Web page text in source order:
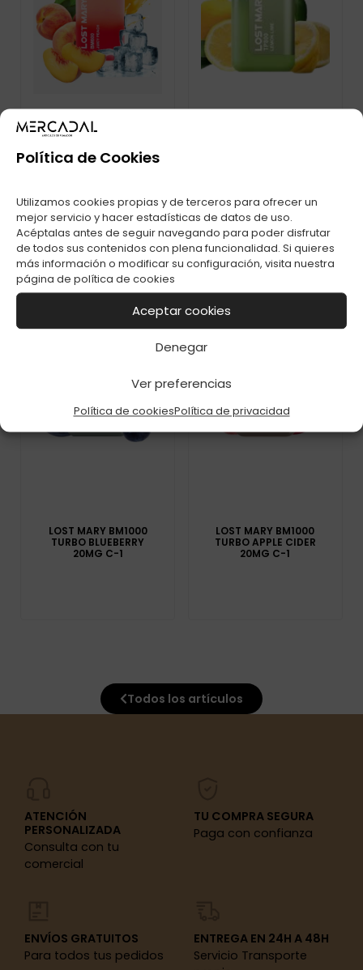
Política de Cookies
Utilizamos cookies propias y de terceros para ofrecer un
mejor servicio y hacer estadísticas de datos de uso.
Acéptalas antes de seguir navegando para poder disfrutar
de todos sus contenidos con plena funcionalidad. Si quieres
más información o modificar su configuración, visita nuestra
página de política de cookies
Aceptar cookies
Denegar
Ver preferencias
Política de cookiesPolítica de privacidad
POD DESECHABLE
LOST MARY BM1000
TURBO BLUEBERRY
20MG C-1
LOST MARY BM1000
TURBO APPLE CIDER
20MG C-1
Todos los artículos
ATENCIÓN
PERSONALIZADA
Consulta con tu
comercial
TU COMPRA SEGURA
Paga con confianza
ENVÍOS GRATUITOS
Para todos tus pedidos
ENTREGA EN 24H A 48H
Servicio Transporte